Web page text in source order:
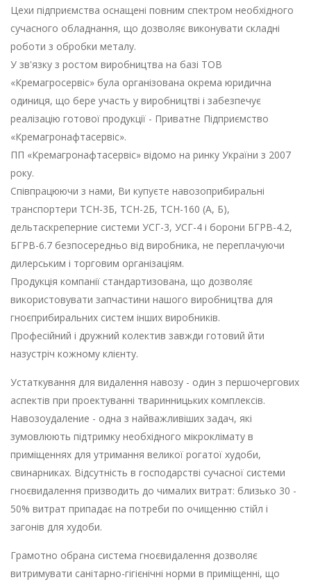
Цехи підприємства оснащені повним спектром необхідного
сучасного обладнання, що дозволяє виконувати складні
роботи з обробки металу.
У зв'язку з ростом виробництва на базі ТОВ
«Кремагросервіс» була організована окрема юридична
одиниця, що бере участь у виробництві і забезпечує
реалізацію готової продукції - Приватне Підприємство
«Кремагронафтасервіс».
ПП «Кремагронафтасервіс» відомо на ринку України з 2007
року.
Співпрацюючи з нами, Ви купуєте навозоприбиральні
транспортери ТСН-3Б, ТСН-2Б, ТСН-160 (А, Б),
дельтаскреперние системи УСГ-3, УСГ-4 і борони БГРВ-4.2,
БГРВ-6.7 безпосередньо від виробника, не переплачуючи
дилерським і торговим організаціям.
Продукція компанії стандартизована, що дозволяє
використовувати запчастини нашого виробництва для
гноєприбиральних систем інших виробників.
Професійний і дружний колектив завжди готовий йти
назустріч кожному клієнту.
Устаткування для видалення навозу - один з першочергових
аспектів при проектуванні тваринницьких комплексів.
Навозоудаление - одна з найважливіших задач, які
зумовлюють підтримку необхідного мікроклімату в
приміщеннях для утримання великої рогатої худоби,
свинарниках. Відсутність в господарстві сучасної системи
гноєвидалення призводить до чималих витрат: близько 30 -
50% витрат припадає на потреби по очищенню стійл і
загонів для худоби.
Грамотно обрана система гноєвидалення дозволяє
витримувати санітарно-гігієнічні норми в приміщенні, що